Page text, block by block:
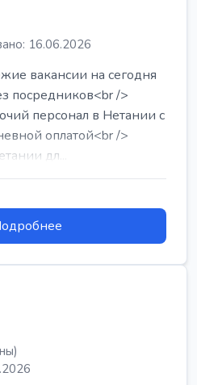
16.06.2026
вакансии на сегодня
посредников<br />
персонал в Нетании с
оплатой<br />
дл...